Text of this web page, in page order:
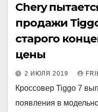
Chery
продажи
старого
цены
2 ИЮЛЯ 2019
Кроссовер Tiggo 7
появления в